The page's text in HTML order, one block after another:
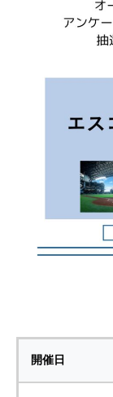
開催日